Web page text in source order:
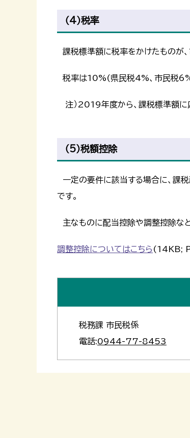
（4）税率
課税標準額に税率をかけたものが
税率は10%(県民税4%、市民税
注）2019年度から、課税標準額に
（5）税額控除
一定の要件に該当する場合に、課
です。
主なものに配当控除や調整控除など
調整控除についてはこちら (14KB;
税務課 市民税係
電話:0944-77-8453